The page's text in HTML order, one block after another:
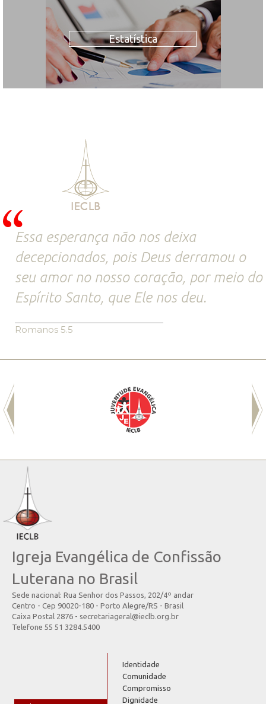
Estatística
Essa esperança não nos deixa
decepcionados, pois Deus derramou o
seu amor no nosso coração, por meio do
Espírito Santo, que Ele nos deu.
Romanos 5.5
Igreja Evangélica de Confissão
Luterana no Brasil
Sede nacional: Rua Senhor dos Passos, 202/4º andar
Centro - Cep 90020-180 - Porto Alegre/RS - Brasil
Caixa Postal 2876 - secretariageral@ieclb.org.br
Telefone 55 51 3284.5400
Identidade
Comunidade
Compromisso
Dignidade